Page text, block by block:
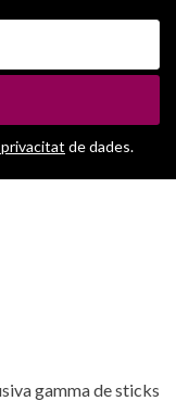
de dades.
gamma de sticks